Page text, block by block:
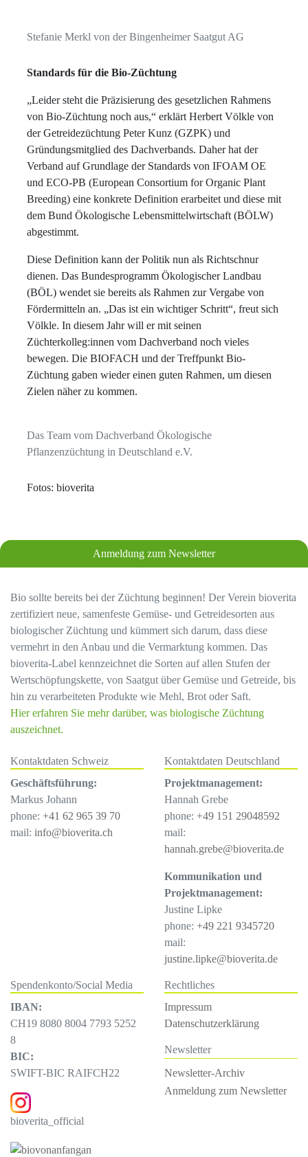
Stefanie Merkl von der Bingenheimer Saatgut AG
Standards für die Bio-Züchtung
„Leider steht die Präzisierung des gesetzlichen Rahmens
von Bio-Züchtung noch aus,“ erklärt Herbert Völkle von
der Getreidezüchtung Peter Kunz (GZPK) und
Gründungsmitglied des Dachverbands. Daher hat der
Verband auf Grundlage der Standards von IFOAM OE
und ECO-PB (European Consortium for Organic Plant
Breeding) eine konkrete Definition erarbeitet und diese mit
dem Bund Ökologische Lebensmittelwirtschaft (BÖLW)
abgestimmt.
Diese Definition kann der Politik nun als Richtschnur
dienen. Das Bundesprogramm Ökologischer Landbau
(BÖL) wendet sie bereits als Rahmen zur Vergabe von
Fördermitteln an. „Das ist ein wichtiger Schritt“, freut sich
Völkle. In diesem Jahr will er mit seinen
Züchterkolleg:innen vom Dachverband noch vieles
bewegen. Die BIOFACH und der Treffpunkt Bio-
Züchtung gaben wieder einen guten Rahmen, um diesen
Zielen näher zu kommen.
Das Team vom Dachverband Ökologische
Pflanzenzüchtung in Deutschland e.V.
Fotos: bioverita
Anmeldung zum Newsletter
Bio sollte bereits bei der Züchtung beginnen! Der Verein bioverita
zertifiziert neue, samenfeste Gemüse- und Getreidesorten aus
biologischer Züchtung und kümmert sich darum, dass diese
vermehrt in den Anbau und die Vermarktung kommen. Das
bioverita-Label kennzeichnet die Sorten auf allen Stufen der
Wertschöpfungskette, von Saatgut über Gemüse und Getreide, bis
hin zu verarbeiteten Produkte wie Mehl, Brot oder Saft.
Hier erfahren Sie mehr darüber, was biologische Züchtung
auszeichnet.
Kontaktdaten Schweiz
Geschäftsführung:
Markus Johann
phone: +41 62 965 39 70
mail: info@bioverita.ch
Kontaktdaten Deutschland
Projektmanagement:
Hannah Grebe
phone: +49 151 29048592
mail:
hannah.grebe@bioverita.de
Kommunikation und
Projektmanagement:
Justine Lipke
phone: +49 221 9345720
mail:
justine.lipke@bioverita.de
Spendenkonto/Social Media
IBAN:
CH19 8080 8004 7793 5252
8
BIC:
SWIFT-BIC RAIFCH22
bioverita_official
Rechtliches
Impressum
Datenschutzerklärung
Newsletter
Newsletter-Archiv
Anmeldung zum Newsletter